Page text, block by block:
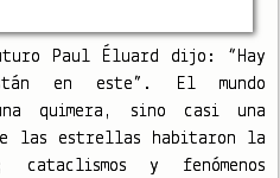
Paul Éluard dijo: “Hay
en este”. El mundo
quimera, sino casi una
las estrellas habitaron la
y fenómenos